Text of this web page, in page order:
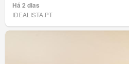
Há 2 dias
IDEALISTA.PT